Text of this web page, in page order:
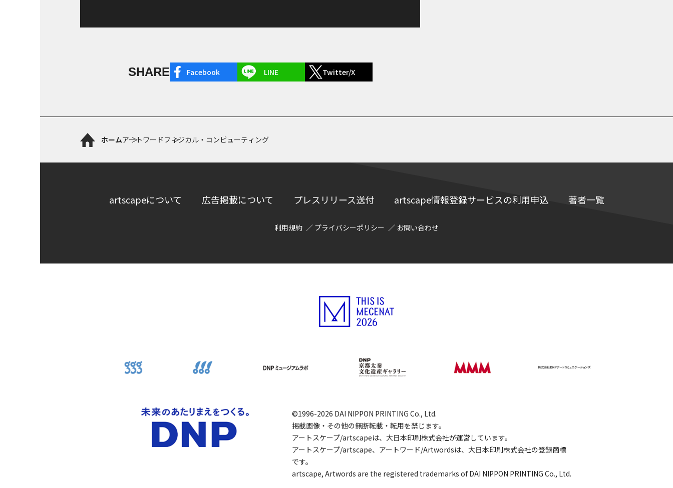
SHARE Facebook LINE Twitter/X
ホームアートワード フィジカル・コンピューティング
artscapeについて 広告掲載について プレスリリース送付 artscape情報登録サービスの利用申込 著者一覧
利用規約 プライバシーポリシー お問い合わせ
©1996-2026 DAI NIPPON PRINTING Co., Ltd.
掲載画像・その他の無断転載・転用を禁じます。
アートスケープ/artscapeは、大日本印刷株式会社が運営しています。
アートスケープ/artscape、アートワード/Artwordsは、大日本印刷株式会社の登録商標
です。
artscape, Artwords are the registered trademarks of DAI NIPPON PRINTING Co., Ltd.